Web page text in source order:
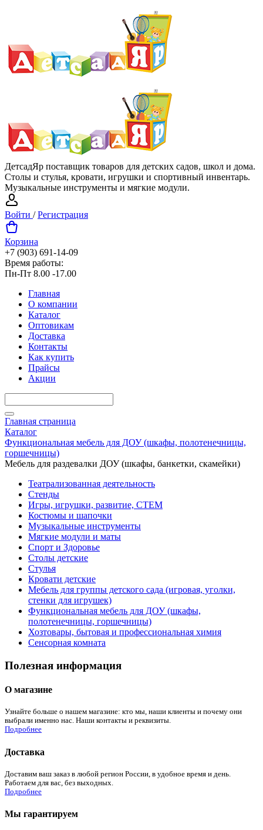
ДетсадЯр поставщик товаров для детских садов, школ и дома.
Столы и стулья, кровати, игрушки и спортивный инвентарь.
Музыкальные инструменты и мягкие модули.
Войти /Регистрация
Корзина
+7 (903) 691-14-09
Время работы:
Пн-Пт 8.00 -17.00
Главная
О компании
Каталог
Оптовикам
Доставка
Контакты
Как купить
Прайсы
Акции
Главная страница
Каталог
Функциональная мебель для ДОУ (шкафы, полотенечницы,
горшечницы)
Мебель для раздевалки ДОУ (шкафы, банкетки, скамейки)
Театрализованная деятельность
Стенды
Игры, игрушки, развитие, СТЕМ
Костюмы и шапочки
Музыкальные инструменты
Мягкие модули и маты
Спорт и Здоровье
Столы детские
Стулья
Кровати детские
Мебель для группы детского сада (игровая, уголки,
стенки для игрушек)
Функциональная мебель для ДОУ (шкафы,
полотенечницы, горшечницы)
Хозтовары, бытовая и профессиональная химия
Сенсорная комната
Полезная информация
О магазине
Узнайте больше о нашем магазине: кто мы, наши клиенты и почему они
выбрали именно нас. Наши контакты и реквизиты.
Подробнее
Доставка
Доставим ваш заказ в любой регион России, в удобное время и день.
Работаем для вас, без выходных.
Подробнее
Мы гарантируем